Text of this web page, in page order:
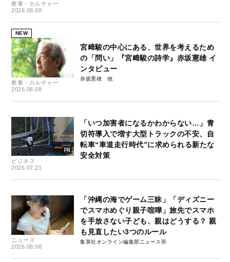
教養・カルチャー
2026.08.08
NEW
教養・カルチャー
2026.08.08
宮﨑駿の中心にある、世界を考えるため
の「問い」『宮﨑駿の詩学』赤坂憲雄 イ
ンタビュー
赤坂憲雄
ビジネス
2026.07.21
「いつ加害者になるかわからない…」青
切符導入で増す大型トラックの不安、自
転車“車道走行時代”に求められる新たな
安全対策
ニュース
2026.08.08
「沖縄の海でゲーム三昧」「ディズニー
でスマホめぐり親子喧嘩」旅先でスマホ
を手放さない子ども、親はどうする？ 親
も見直したい3つのルール
集英社オンライン編集部ニュース班